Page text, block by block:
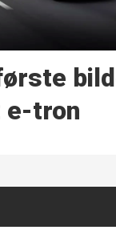
e-tron